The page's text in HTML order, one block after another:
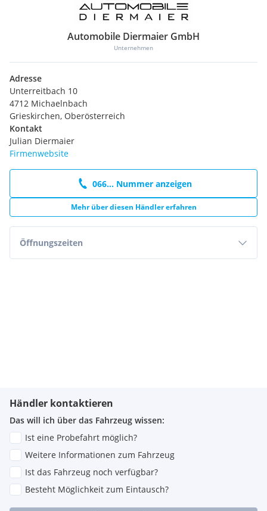
Automobile Diermaier GmbH
Unternehmen
Adresse
Unterreitbach 10
4712 Michaelnbach
Grieskirchen, Oberösterreich
Kontakt
Julian Diermaier
Firmenwebsite
066... Nummer anzeigen
Mehr über diesen Händler erfahren
Öffnungszeiten
Händler kontaktieren
Das will ich über das Fahrzeug wissen:
Ist eine Probefahrt möglich?
Weitere Informationen zum Fahrzeug
Ist das Fahrzeug noch verfügbar?
Besteht Möglichkeit zum Eintausch?